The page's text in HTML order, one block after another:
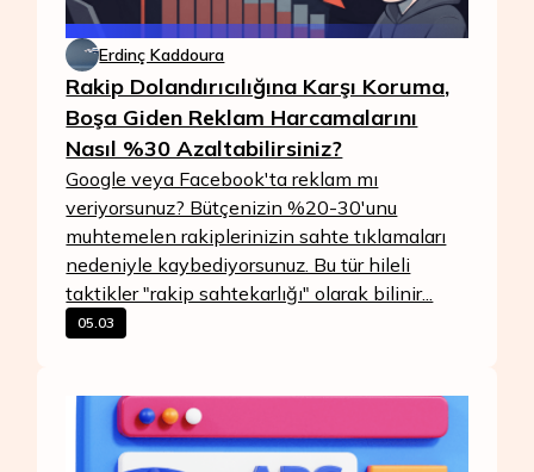
Erdinç Kaddoura
Rakip Dolandırıcılığına Karşı Koruma,
Boşa Giden Reklam Harcamalarını
Nasıl %30 Azaltabilirsiniz?
Google veya Facebook'ta reklam mı
veriyorsunuz? Bütçenizin %20-30'unu
muhtemelen rakiplerinizin sahte tıklamaları
nedeniyle kaybediyorsunuz. Bu tür hileli
taktikler "rakip sahtekarlığı" olarak bilinir...
05.03